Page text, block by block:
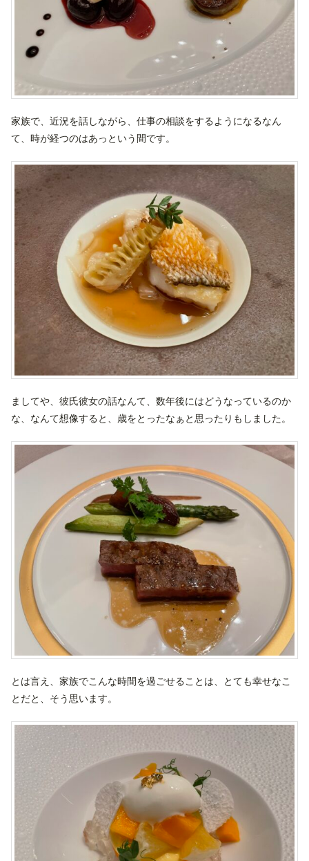
家族で、近況を話しながら、仕事の相談をするようになるなん
て、時が経つのはあっという間です。
ましてや、彼氏彼女の話なんて、数年後にはどうなっているのか
な、なんて想像すると、歳をとったなぁと思ったりもしました。
とは言え、家族でこんな時間を過ごせることは、とても幸せなこ
とだと、そう思います。